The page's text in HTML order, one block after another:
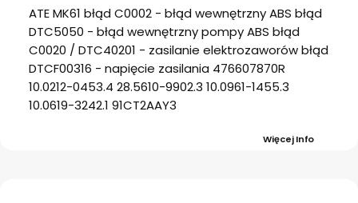
ATE MK61 błąd C0002 - błąd wewnętrzny ABS błąd
DTC5050 - błąd wewnętrzny pompy ABS błąd
C0020 / DTC40201 - zasilanie elektrozaworów błąd
DTCF00316 - napięcie zasilania 476607870R
10.0212-0453.4 28.5610-9902.3 10.0961-1455.3
10.0619-3242.1 91CT2AAY3
Więcej Info